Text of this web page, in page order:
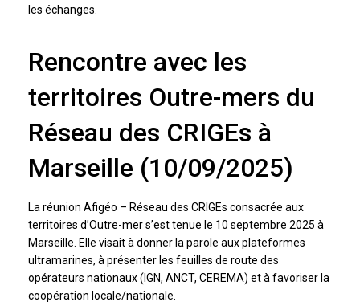
les échanges.
Rencontre avec les
territoires Outre-mers du
Réseau des CRIGEs à
Marseille (10/09/2025)
La réunion Afigéo – Réseau des CRIGEs consacrée aux
territoires d’Outre-mer s’est tenue le 10 septembre 2025 à
Marseille. Elle visait à donner la parole aux plateformes
ultramarines, à présenter les feuilles de route des
opérateurs nationaux (IGN, ANCT, CEREMA) et à favoriser la
coopération locale/nationale.